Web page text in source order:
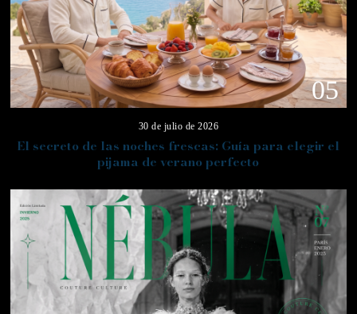
05
30 de julio de 2026
El secreto de las noches frescas: Guía para elegir el
pijama de verano perfecto